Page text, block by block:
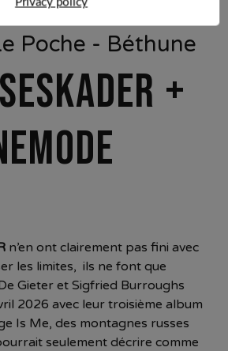
2026 à
Poche - Béthune
+
n’en ont clairement pas fini avec
les limites, ils ne font que
Gieter et Sigfried Burroughs
2026 avec leur troisième album
Is Me, des montagnes russes
seulement décrire comme
Privacy policy